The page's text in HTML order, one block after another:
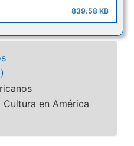
839.58 KB
en América